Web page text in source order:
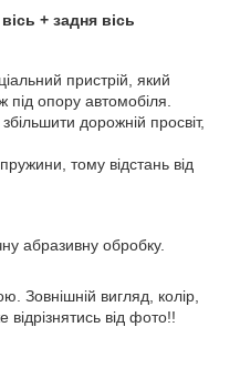
+ задня вісь
пристрій, який
опору автомобіля.
дорожній просвіт,
тому відстань від
абразивну обробку.
Зовнішній вигляд, колір,
відрізнятись від фото!!